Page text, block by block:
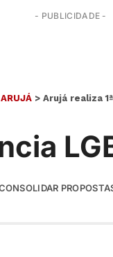
- PUBLICIDADE -
ARUJÁ> Arujá realiza